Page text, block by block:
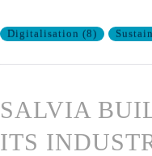
Digitalisation (8)
SALVIA
ITS